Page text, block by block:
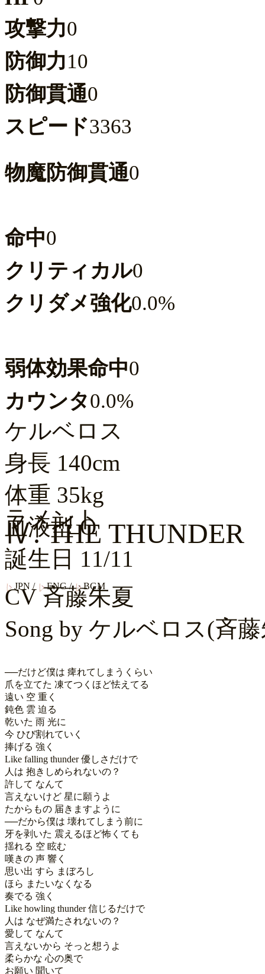
攻撃力0
防御力10
防御貫通0
スピード3363
物魔防御貫通0
命中0
クリティカル0
クリダメ強化0.0%
弱体効果命中0
カウンタ0.0%
ケルベロス
身長 140cm
体重 35kg
血液型 O
誕生日 11/11
ラメント
Ⅳ. THE THUNDER
JPN / ENG/ BGM
CV 斉藤朱夏
Song by ケルベロス(斉
──だけど僕は 痺れてしまうくらい
爪を立てた 凍てつくほど怯えてる
遠い 空 重く
鈍色 雲 迫る
乾いた 雨 光に
今 ひび割れていく
捧げる 強く
Like falling thunder 優しさだけで
人は 抱きしめられないの？
許して なんて
言えないけど 星に願うよ
たからもの 届きますように
──だから僕は 壊れてしまう前に
牙を剥いた 震えるほど怖くても
揺れる 空 眩む
嘆きの 声 響く
思い出 すら まぼろし
ほら またいなくなる
奏でる 強く
Like howling thunder 信じるだけで
人は なぜ満たされないの？
愛して なんて
言えないから そっと想うよ
柔らかな 心の奥で
お願い 聞いて